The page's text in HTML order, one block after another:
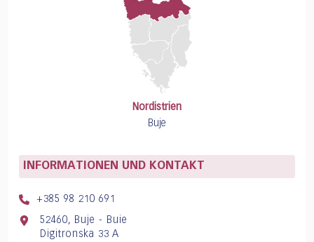
Nordistrien
Buje
INFORMATIONEN UND KONTAKT
+385 98 210 691
52460, Buje - Buie
Digitronska 33 A